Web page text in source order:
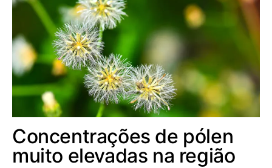
Concentrações de pólen
muito elevadas na região